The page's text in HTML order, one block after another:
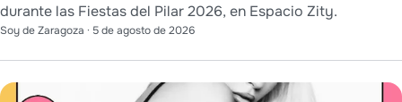
durante las Fiestas del Pilar 2026, en Espacio Zity.
Soy de Zaragoza · 5 de agosto de 2026